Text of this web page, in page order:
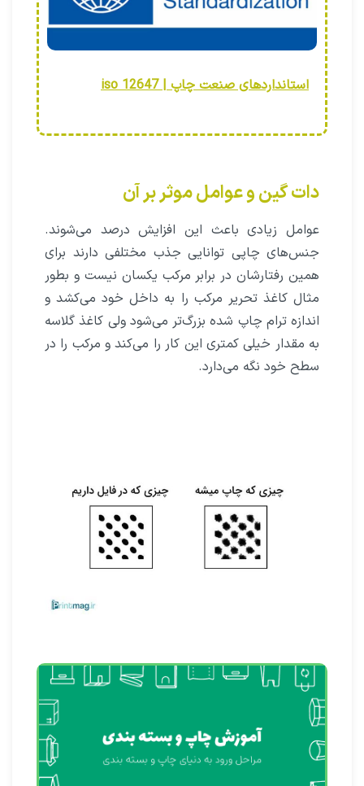
استانداردهای صنعت چاپ | iso 12647
دات گین و عوامل موثر بر آن
عوامل زیادی باعث این افزایش درصد می‌شوند.
جنس‌های چاپی توانایی جذب مختلفی دارند برای
همین رفتارشان در برابر مرکب یکسان نیست و بطور
مثال کاغذ تحریر مرکب را به داخل خود می‌کشد و
اندازه ترام چاپ شده بزرگ‌تر می‌شود ولی کاغذ گلاسه
به مقدار خیلی کمتری این کار را می‌کند و مرکب را در
سطح خود نگه می‌دارد.